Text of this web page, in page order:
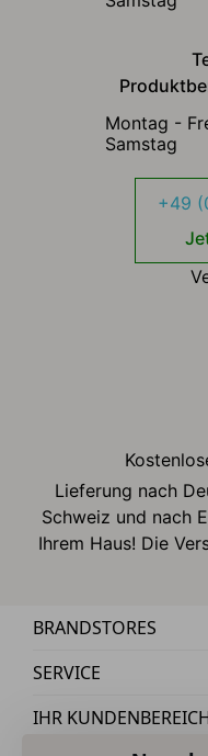
Montag -
Samstag
+49
Lieferung nach
Schweiz und nach
Ihrem Haus! Die
BRANDSTORES
SERVICE
IHR